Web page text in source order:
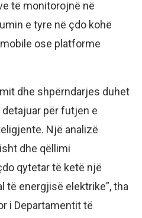
të monitorojnë në
e tyre në çdo kohë
ose platforme
dhe shpërndarjes duhet
për futjen e
Një analizë
dhe qëllimi
qytetar të ketë një
të energjisë elektrike”, tha
i Departamentit të